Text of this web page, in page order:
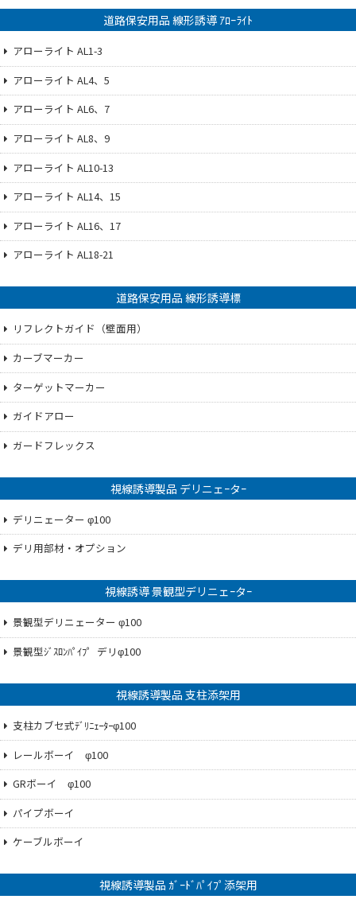
道路保安用品 線形誘導 ｱﾛｰﾗｲﾄ
アローライト AL1-3
アローライト AL4、5
アローライト AL6、7
アローライト AL8、9
アローライト AL10-13
アローライト AL14、15
アローライト AL16、17
アローライト AL18-21
道路保安用品 線形誘導標
リフレクトガイド（壁面用）
カーブマーカー
ターゲットマーカー
ガイドアロー
ガードフレックス
視線誘導製品 デリニェｰタｰ
デリニェーター φ100
デリ用部材・オプション
視線誘導 景観型デリニェｰタｰ
景観型デリニェーター φ100
景観型ｼﾞｽﾛﾝﾊﾟｲﾌ゜デリφ100
視線誘導製品 支柱添架用
支柱カブセ式ﾃﾞﾘﾆｪｰﾀｰφ100
レールボーイ φ100
GRボーイ φ100
パイプボーイ
ケーブルボーイ
視線誘導製品 ｶﾞｰﾄﾞﾊﾟｲﾌﾟ添架用